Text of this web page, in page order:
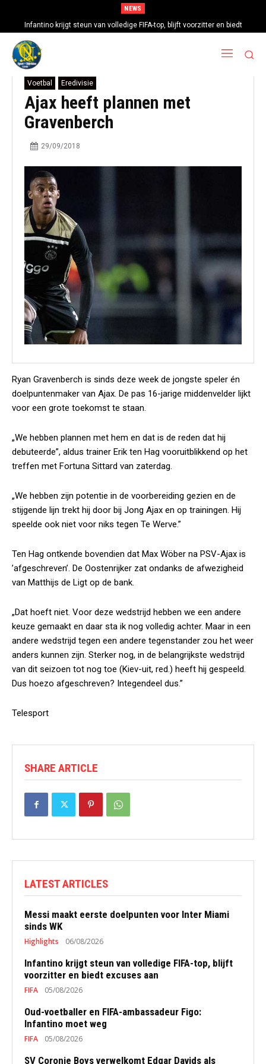
NEWS
Infantino krijgt steun van volledige FIFA-top, blijft voorzitter en biedt
excuses aan
Voetbal Eredivisie
Ajax heeft plannen met
Gravenberch
29/09/2018
Ryan Gravenberch is sinds deze week de jongste speler én
doelpuntenmaker van Ajax. De pas 16-jarige middenvelder lijkt
voor een grote toekomst te staan.
„We hebben plannen met hem en dat is de reden dat hij
debuteerde”, aldus trainer Erik ten Hag vooruitblikkend op het
treffen met Fortuna Sittard van zaterdag.
„We hebben zijn potentie in de voorbereiding gezien en de
stijgende lijn trekt hij door bij Jong Ajax en op trainingen. Hij
speelde ook niet voor niks tegen Te Werve.”
Ten Hag ontkende bovendien dat Max Wöber na PSV-Ajax is
’afgeschreven’. De Oostenrijker zat ondanks de afwezigheid
van Matthijs de Ligt op de bank.
„Dat hoeft niet. Voor deze wedstrijd hebben we een andere
keuze gemaakt en daar sta ik nog volledig achter. Maar in een
andere wedstrijd tegen een andere tegenstander zou het weer
anders kunnen zijn. Sterker nog, in de belangrijkste wedstrijd
van dit seizoen tot nog toe (Kiev-uit, red.) heeft hij gespeeld.
Dus hoezo afgeschreven? Integendeel dus.”
Telesport
SHARE ARTICLE
LATEST ARTICLES
Messi maakt eerste doelpunten voor Inter Miami
sinds WK
Highlights 06/08/2026
Infantino krijgt steun van volledige FIFA-top, blijft
voorzitter en biedt excuses aan
FIFA 05/08/2026
Oud-voetballer en FIFA-ambassadeur Figo:
Infantino moet weg
FIFA 05/08/2026
SV Coronie Boys verwelkomt Edgar Davids als